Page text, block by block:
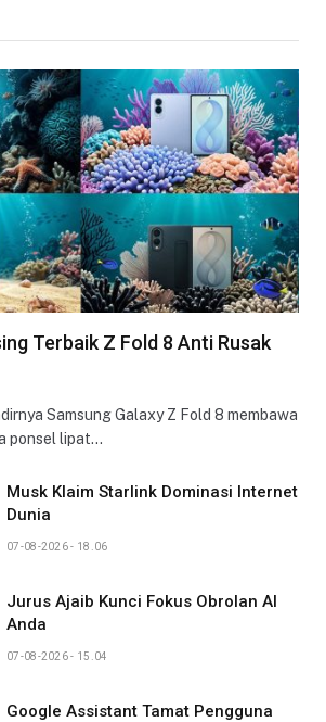
Terbaik Z Fold 8 Anti Rusak
Samsung Galaxy Z Fold 8 membawa
ponsel lipat…
Musk Klaim Starlink Dominasi Internet
Dunia
07-08-2026 - 18.06
Jurus Ajaib Kunci Fokus Obrolan AI
Anda
07-08-2026 - 15.04
Google Assistant Tamat Pengguna